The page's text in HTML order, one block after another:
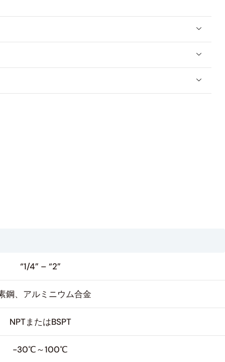
“1/4” – “2”
鋼、アルミニウム合金
NPTまたはBSPT
-30℃～100℃